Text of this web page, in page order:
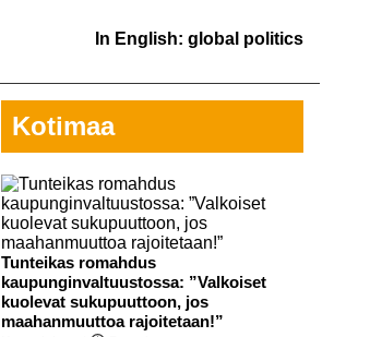
In English: global politics
Kotimaa
Tunteikas romahdus
kaupunginvaltuustossa: ”Valkoiset
kuolevat sukupuuttoon, jos
maahanmuuttoa rajoitetaan!”